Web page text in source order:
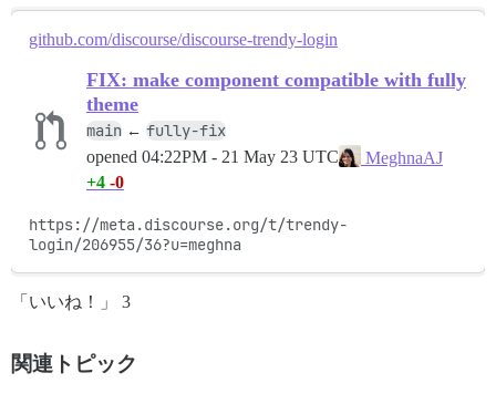
github.com/discourse/discourse-trendy-login
FIX: make component compatible with fully
theme
main ← fully-fix
opened 04:22PM - 21 May 23 UTC
MeghnaAJ
+4 -0
https://meta.discourse.org/t/trendy-
login/206955/36?u=meghna
「いいね！」 3
関連トピック